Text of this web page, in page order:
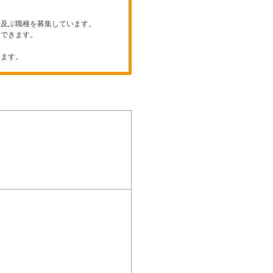
ぶ職種を募集しています。
きます。
す。